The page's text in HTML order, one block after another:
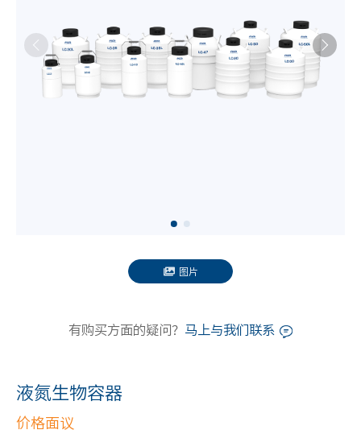
图片
有购买方面的疑问？ 马上与我们联系
液氮生物容器
价格面议